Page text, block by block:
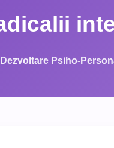
Dezvoltare Psiho-